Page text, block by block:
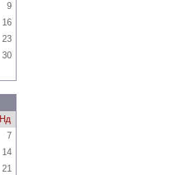
9
16
23
30
Нд
7
14
21